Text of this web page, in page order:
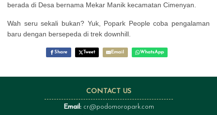
berada di Desa bernama Mekar Manik kecamatan Cimenyan.
Wah seru sekali bukan? Yuk, Popark People coba pengalaman
baru dengan bersepeda di trek downhill.
Share Tweet Email WhatsApp
CONTACT US
Email: cr@podomoropark.com